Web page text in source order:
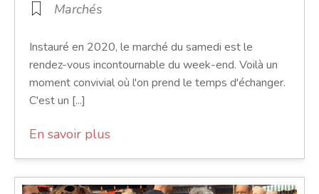
Marchés
Instauré en 2020, le marché du samedi est le
rendez-vous incontournable du week-end. Voilà un
moment convivial où l'on prend le temps d'échanger.
C'est un [...]
En savoir plus